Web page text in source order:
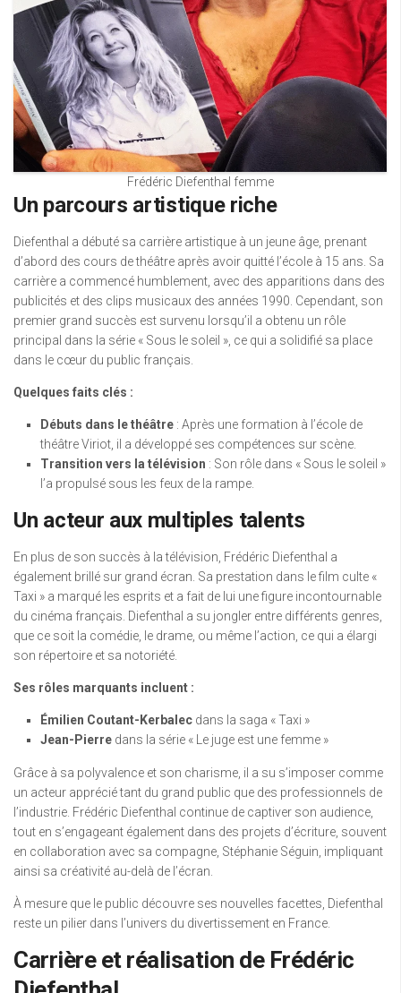
Frédéric Diefenthal femme
Un parcours artistique riche
Diefenthal a débuté sa carrière artistique à un jeune âge, prenant
d’abord des cours de théâtre après avoir quitté l’école à 15 ans. Sa
carrière a commencé humblement, avec des apparitions dans des
publicités et des clips musicaux des années 1990. Cependant, son
premier grand succès est survenu lorsqu’il a obtenu un rôle
principal dans la série « Sous le soleil », ce qui a solidifié sa place
dans le cœur du public français.
Quelques faits clés :
Débuts dans le théâtre : Après une formation à l’école de
théâtre Viriot, il a développé ses compétences sur scène.
Transition vers la télévision : Son rôle dans « Sous le soleil »
l’a propulsé sous les feux de la rampe.
Un acteur aux multiples talents
En plus de son succès à la télévision, Frédéric Diefenthal a
également brillé sur grand écran. Sa prestation dans le film culte «
Taxi » a marqué les esprits et a fait de lui une figure incontournable
du cinéma français. Diefenthal a su jongler entre différents genres,
que ce soit la comédie, le drame, ou même l’action, ce qui a élargi
son répertoire et sa notoriété.
Ses rôles marquants incluent :
Émilien Coutant-Kerbalec dans la saga « Taxi »
Jean-Pierre dans la série « Le juge est une femme »
Grâce à sa polyvalence et son charisme, il a su s’imposer comme
un acteur apprécié tant du grand public que des professionnels de
l’industrie. Frédéric Diefenthal continue de captiver son audience,
tout en s’engageant également dans des projets d’écriture, souvent
en collaboration avec sa compagne, Stéphanie Séguin, impliquant
ainsi sa créativité au-delà de l’écran.
À mesure que le public découvre ses nouvelles facettes, Diefenthal
reste un pilier dans l’univers du divertissement en France.
Carrière et réalisation de Frédéric